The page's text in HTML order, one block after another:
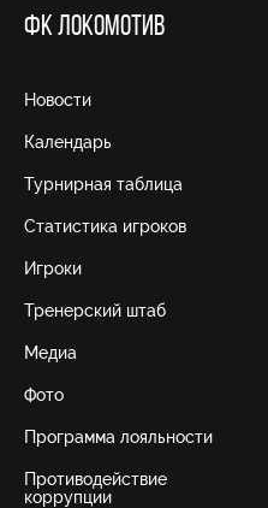
ФК ЛОКОМОТИВ
Новости
Календарь
Турнирная таблица
Статистика игроков
Игроки
Тренерский штаб
Медиа
Фото
Программа лояльности
Противодействие
коррупции